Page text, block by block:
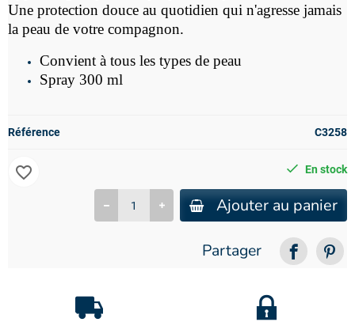
Une protection douce au quotidien qui n'agresse jamais
la peau de votre compagnon.
Convient à tous les types de peau
Spray 300 ml
Référence C3258
En stock
Ajouter au panier
favorite_border
Partager